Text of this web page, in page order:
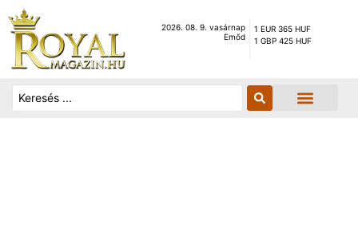
2026. 08. 9. vasárnap
Emőd
1 EUR 365 HUF
1 GBP 425 HUF